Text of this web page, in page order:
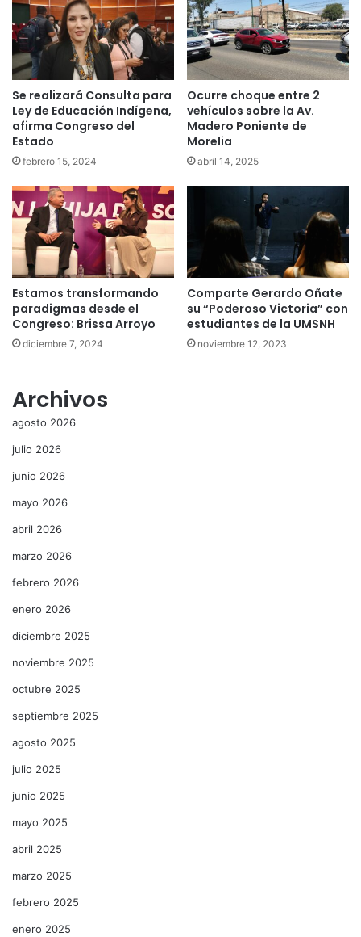
Se realizará Consulta para
Ley de Educación Indígena,
afirma Congreso del
Estado
febrero 15, 2024
Ocurre choque entre 2
vehículos sobre la Av.
Madero Poniente de
Morelia
abril 14, 2025
Estamos transformando
paradigmas desde el
Congreso: Brissa Arroyo
diciembre 7, 2024
Comparte Gerardo Oñate
su “Poderoso Victoria” con
estudiantes de la UMSNH
noviembre 12, 2023
Archivos
agosto 2026
julio 2026
junio 2026
mayo 2026
abril 2026
marzo 2026
febrero 2026
enero 2026
diciembre 2025
noviembre 2025
octubre 2025
septiembre 2025
agosto 2025
julio 2025
junio 2025
mayo 2025
abril 2025
marzo 2025
febrero 2025
enero 2025